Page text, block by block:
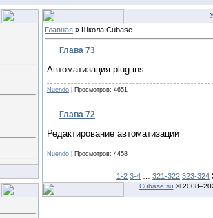
Главная » Школа Cubase
Глава 73
Автоматизация plug-ins
Nuendo | Просмотров: 4651
Глава 72
Редактирование автоматизации
Nuendo | Просмотров: 4458
1-2 3-4 321-322 323-324
Cubase.su © 2008–